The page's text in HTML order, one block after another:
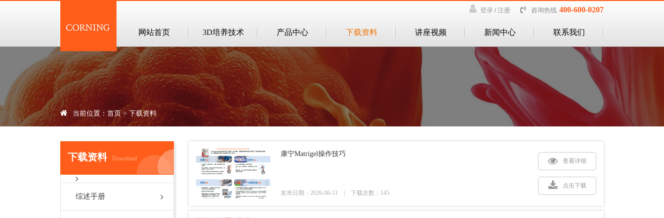
登录 /注册 咨询热线 400-600-0207
网站首页 3D培养技术 产品中心 下载资料 讲座视频 新闻中心 联系我们
当前位置： 首页> 下载资料
下载资料 Download
综述手册
康宁Matrigel操作技巧
发布日期：2026-06-11 | 下载次数：145
查看详细
点击下载